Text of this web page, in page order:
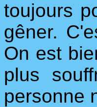
toujours
gêner.
On est
plus
personne